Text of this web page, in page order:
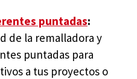
puntadas:
de la remalladora y
puntadas para
a tus proyectos o